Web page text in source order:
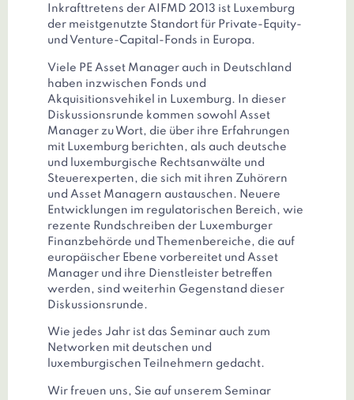
Inkrafttretens der AIFMD 2013 ist Luxemburg
der meistgenutzte Standort für Private-Equity-
und Venture-Capital-Fonds in Europa.
Viele PE Asset Manager auch in Deutschland
haben inzwischen Fonds und
Akquisitionsvehikel in Luxemburg. In dieser
Diskussionsrunde kommen sowohl Asset
Manager zu Wort, die über ihre Erfahrungen
mit Luxemburg berichten, als auch deutsche
und luxemburgische Rechtsanwälte und
Steuerexperten, die sich mit ihren Zuhörern
und Asset Managern austauschen. Neuere
Entwicklungen im regulatorischen Bereich, wie
rezente Rundschreiben der Luxemburger
Finanzbehörde und Themenbereiche, die auf
europäischer Ebene vorbereitet und Asset
Manager und ihre Dienstleister betreffen
werden, sind weiterhin Gegenstand dieser
Diskussionsrunde.
Wie jedes Jahr ist das Seminar auch zum
Networken mit deutschen und
luxemburgischen Teilnehmern gedacht.
Wir freuen uns, Sie auf unserem Seminar